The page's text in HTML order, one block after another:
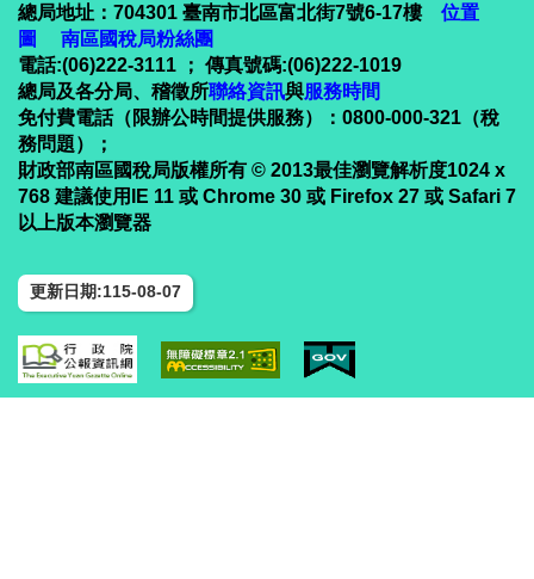
總局地址：704301 臺南市北區富北街7號6-17樓
位置
圖
南區國稅局粉絲團
電話:(06)222-3111 ； 傳真號碼:(06)222-1019
總局及各分局、稽徵所聯絡資訊與服務時間
免付費電話（限辦公時間提供服務）：0800-000-321（稅
務問題）；
財政部南區國稅局版權所有 © 2013最佳瀏覽解析度1024 x
768 建議使用IE 11 或 Chrome 30 或 Firefox 27 或 Safari 7
以上版本瀏覽器
更新日期:115-08-07